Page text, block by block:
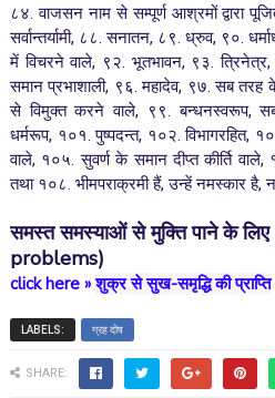
८४. वाजसन नाम से सम्पूर्ण आश्रमों द्वारा
सर्वान्तर्यामी, ८८. सनातन, ८९. ध्रुव, ९०.
में विचरने वाले, ९२. भूतभावन, ९३.
समान प्रभाशाली, ९६. महादेव, ९७. सब तरह
से विमुक्त करने वाले, ९९. बन्धनस्वरूप,
धर्मरूप, १०१. पुष्पदन्त, १०२.
वाले, १०५. सुवर्ण के समान दीप्त कीर्ति
तथा १०८. भीमपराक्रमी हैं, उन्हें नमस्कार है,
समस्त समस्याओं से मुक्ति पाने के लिए
problems)
click here »शुक्र से सुख-समृद्धि की प्राप्ति
LABELS: ग्रह दोष
SHARE: